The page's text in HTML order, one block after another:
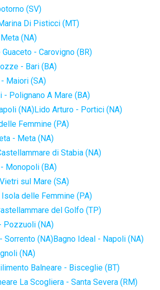
(SV)
Di Pisticci (MT)
(NA)
- Carovigno (BR)
- Bari (BA)
Maiori (SA)
- Polignano A Mare (BA)
(NA)Lido Arturo - Portici (NA)
Femmine (PA)
- Meta (NA)
di Stabia (NA)
Monopoli (BA)
sul Mare (SA)
delle Femmine (PA)
del Golfo (TP)
Pozzuoli (NA)
Sorrento (NA)Bagno Ideal - Napoli (NA)
(NA)
Balneare - Bisceglie (BT)
La Scogliera - Santa Severa (RM)